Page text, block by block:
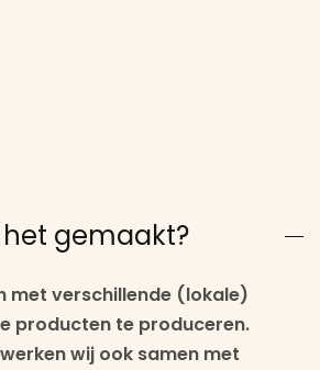
gemaakt?
met verschillende (lokale)
producten te produceren.
wij ook samen met